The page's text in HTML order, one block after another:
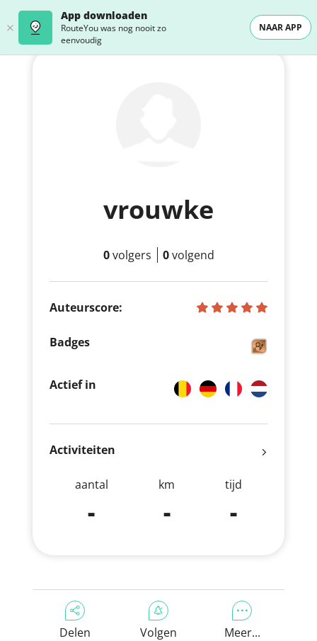
App downloaden
RouteYou was nog nooit zo
eenvoudig
NAAR APP
vrouwke
0volgers 0volgend
Auteurscore:
Badges
Actief in
Activiteiten
aantal
-
km
-
tijd
-
Delen Volgen Meer...